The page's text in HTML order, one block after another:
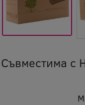
Съвместима с